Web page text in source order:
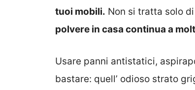
tuoi mobili. Non si tratta solo
polvere in casa continua a
Usare panni antistatici,
bastare: quell’ odioso strato